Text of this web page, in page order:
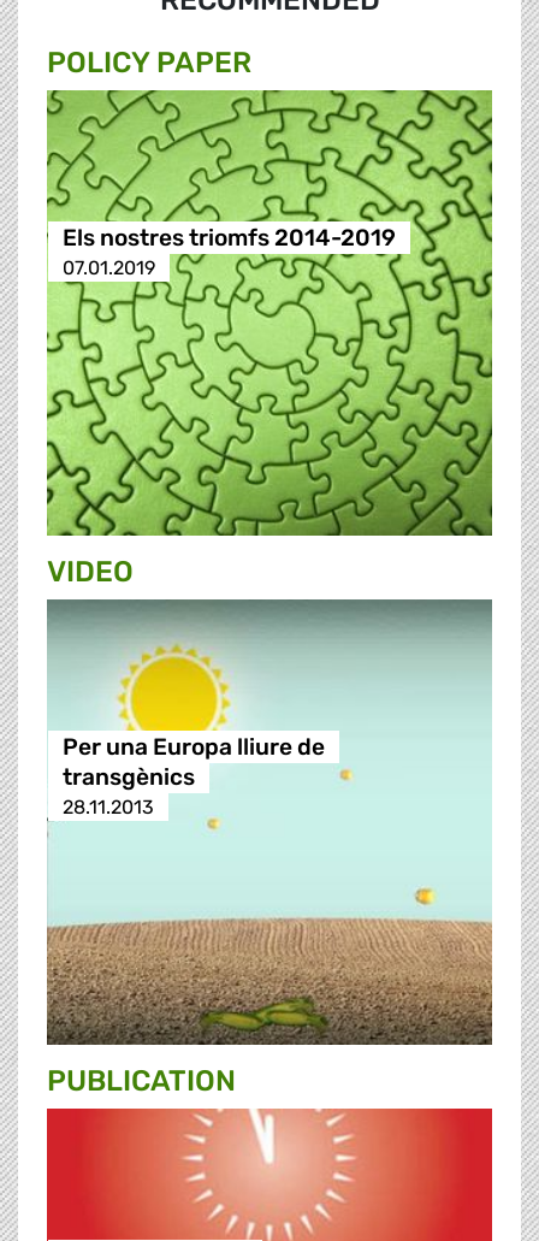
POLICY PAPER
Els nostres triomfs 2014-2019
07.01.2019
VIDEO
Per una Europa lliure de
transgènics
28.11.2013
PUBLICATION